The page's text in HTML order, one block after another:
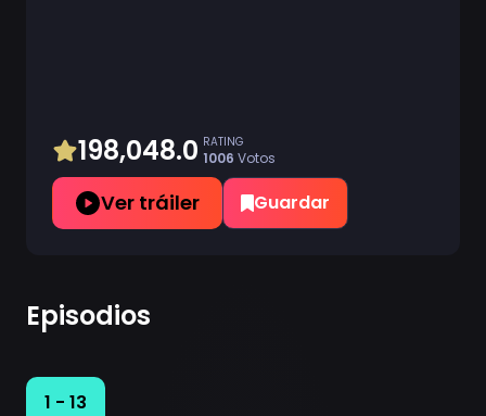
198,048.0 RATING
1006 Votos
Ver tráiler Guardar
Episodios
1 - 13